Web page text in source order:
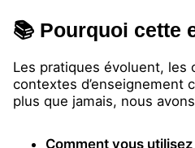
📚 Pourquoi cette
Les pratiques évoluent, les
contextes d’enseignement
plus que jamais, nous
Comment vous